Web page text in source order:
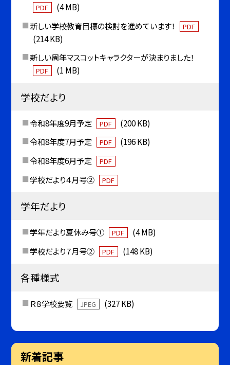
PDF
(4 MB)
新しい学校教育目標の検討を進めています！
PDF
(214 KB)
新しい周年マスコットキャラクターが決まりました！
PDF (1 MB)
学校だより
令和8年度9月予定 PDF
(200 KB)
令和8年度7月予定
PDF
(196 KB)
令和8年度6月予定
PDF
学校だより４月号② PDF
学年だより
学年だより夏休み号① PDF
(4 MB)
学校だより７月号②
PDF (148 KB)
各種様式
Ｒ８学校要覧 JPEG (327 KB)
新着記事